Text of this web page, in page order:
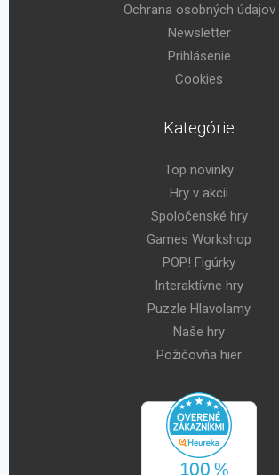
Ochrana osobných údajov
Newsletter
Prihlásenie
Cookies
Kategórie
Top novinky
Hry v akcii
Spoločenské hry
Games Workshop
POP! Figúrky
Interaktívne hry
Puzzle Hlavolamy
Naše hry
Požičovňa hier